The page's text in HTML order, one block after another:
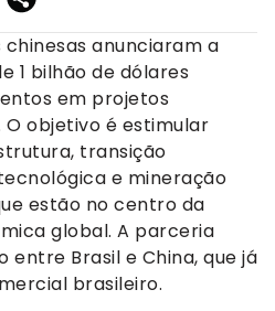
chinesas anunciaram a
1 bilhão de dólares
em projetos
objetivo é estimular
transição
e mineração
estão no centro da
global. A parceria
entre Brasil e China, que já
brasileiro.